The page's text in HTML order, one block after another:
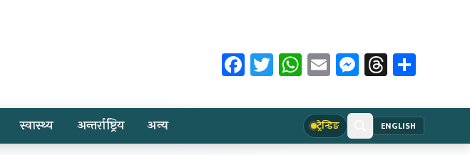
Facebook
Twitter
WhatsApp
EmailMessenger
Threads
स्वास्थ्य अन्तर्राष्ट्रिय अन्य ट्रेन्डिङ ENGLISH